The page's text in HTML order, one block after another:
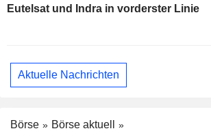
Eutelsat und Indra in vorderster Linie
Aktuelle Nachrichten
Börse
Börse aktuell